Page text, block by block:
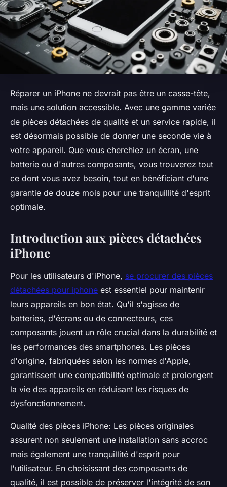
Réparer un iPhone ne devrait pas être un casse-tête,
mais une solution accessible. Avec une gamme variée
de pièces détachées de qualité et un service rapide, il
est désormais possible de donner une seconde vie à
votre appareil. Que vous cherchiez un écran, une
batterie ou d'autres composants, vous trouverez tout
ce dont vous avez besoin, tout en bénéficiant d'une
garantie de douze mois pour une tranquillité d'esprit
optimale.
Introduction aux pièces détachées
iPhone
Pour les utilisateurs d'iPhone, se procurer des pièces
détachées pour iphone est essentiel pour maintenir
leurs appareils en bon état. Qu'il s'agisse de
batteries, d'écrans ou de connecteurs, ces
composants jouent un rôle crucial dans la durabilité et
les performances des smartphones. Les pièces
d'origine, fabriquées selon les normes d'Apple,
garantissent une compatibilité optimale et prolongent
la vie des appareils en réduisant les risques de
dysfonctionnement.
Qualité des pièces iPhone: Les pièces originales
assurent non seulement une installation sans accroc
mais également une tranquillité d'esprit pour
l'utilisateur. En choisissant des composants de
qualité, il est possible de préserver l'intégrité de son